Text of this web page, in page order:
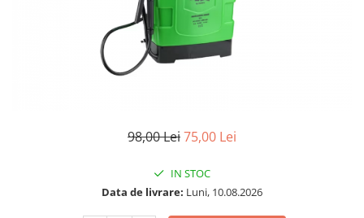
98,00 Lei75,00 Lei
IN STOC
Data de livrare: Luni, 10.08.2026